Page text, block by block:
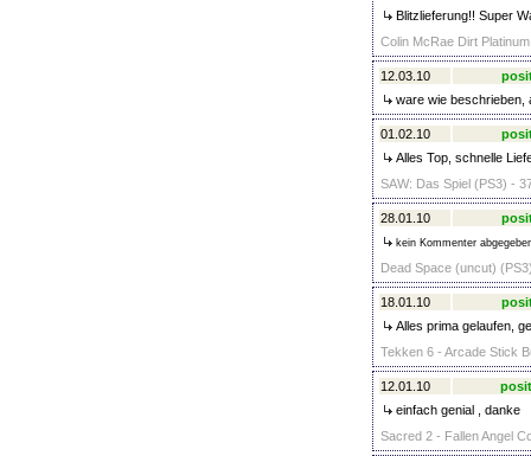
Blitzlieferung!! Super
Colin McRae Dirt
12.03.10
ware wie beschrieben,
01.02.10
Alles Top, schnelle
SAW: Das Spiel (PS3) -
28.01.10
kein Kommenter
Dead Space (uncut)
18.01.10
Alles prima gelaufen,
Tekken 6 - Arcade Stick
12.01.10
einfach genial , danke
Sacred 2 - Fallen Angel